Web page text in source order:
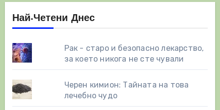
Най-Четени Днес
Рак - старо и безопасно лекарство,
за което никога не сте чували
Черен кимион: Тайната на това
лечебно чудо